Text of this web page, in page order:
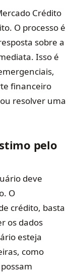
Crédito
O processo é
sobre a
Isso é
financeiro
resolver uma
pelo
deve
O
crédito, basta
os dados
esteja
como